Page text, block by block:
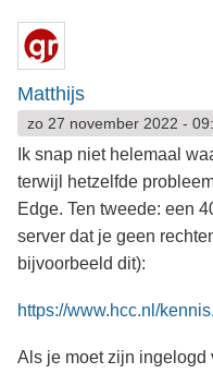
Matthijs
zo 27 november 2022 -
Ik snap niet helemaal
terwijl hetzelfde
Edge. Ten tweede: een
server dat je geen
bijvoorbeeld dit):
https://www.hcc.nl/
Als je moet zijn ingelogd